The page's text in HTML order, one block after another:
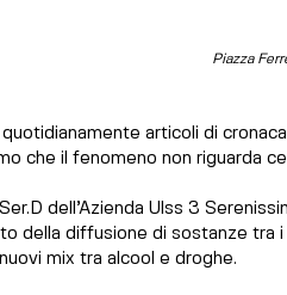
Piazza
articoli di
che il fenomeno non riguarda
dell’Azienda Ulss 3
della diffusione di sostanze tra
mix tra alcool e droghe.